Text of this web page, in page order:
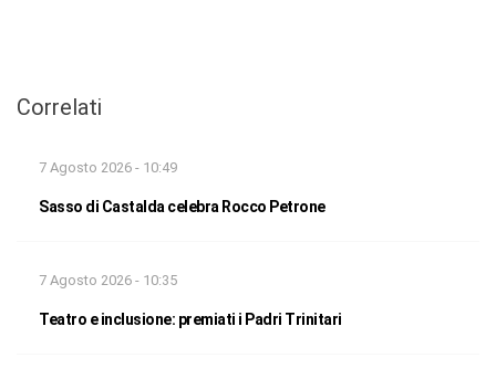
Correlati
7 Agosto 2026 - 10:49
Sasso di Castalda celebra Rocco Petrone
7 Agosto 2026 - 10:35
Teatro e inclusione: premiati i Padri Trinitari